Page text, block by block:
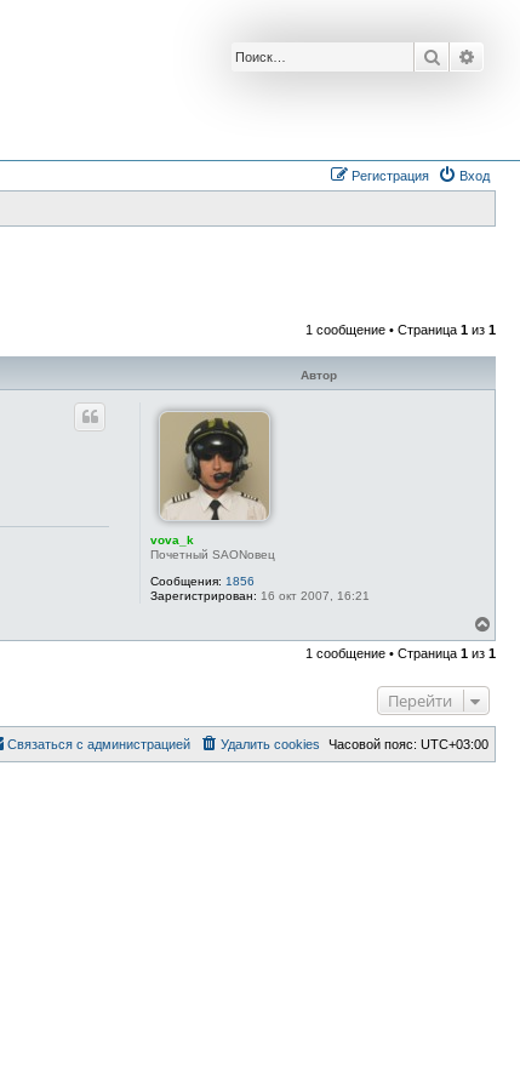
Поиск
Вход
Регистрация
1 сообщение • Страница 1 из 1
Автор
vova_k
Почетный SAONовец
Сообщения: 1856
Зарегистрирован: 16 окт 2007, 16:21
е
р
ь
я
1 сообщение • Страница 1 из 1
Перейти
Часовой пояс: UTC+03:00
Удалить cookies
Связаться с администрацией